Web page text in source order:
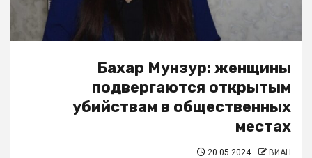
Бахар Мунзур: женщины
подвергаются открытым
убийствам в общественных
местах
20.05.2024 ВИАН